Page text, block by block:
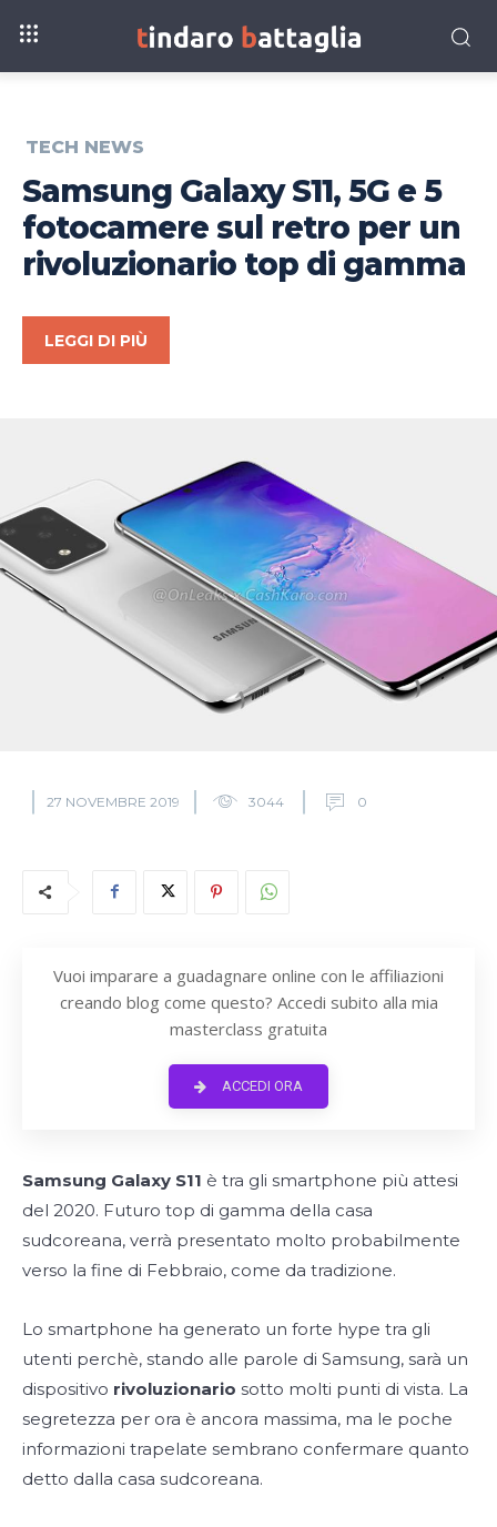
TECH NEWS
Samsung Galaxy S11, 5G e 5
fotocamere sul retro per un
rivoluzionario top di gamma
LEGGI DI PIÙ
27 NOVEMBRE 2019 3044 0
Vuoi imparare a guadagnare online con le affiliazioni
creando blog come questo? Accedi subito alla mia
masterclass gratuita
ACCEDI ORA
Samsung Galaxy S11 è tra gli smartphone più attesi
del 2020. Futuro top di gamma della casa
sudcoreana, verrà presentato molto probabilmente
verso la fine di Febbraio, come da tradizione.
Lo smartphone ha generato un forte hype tra gli
utenti perchè, stando alle parole di Samsung, sarà un
dispositivo rivoluzionario sotto molti punti di vista. La
segretezza per ora è ancora massima, ma le poche
informazioni trapelate sembrano confermare quanto
detto dalla casa sudcoreana.